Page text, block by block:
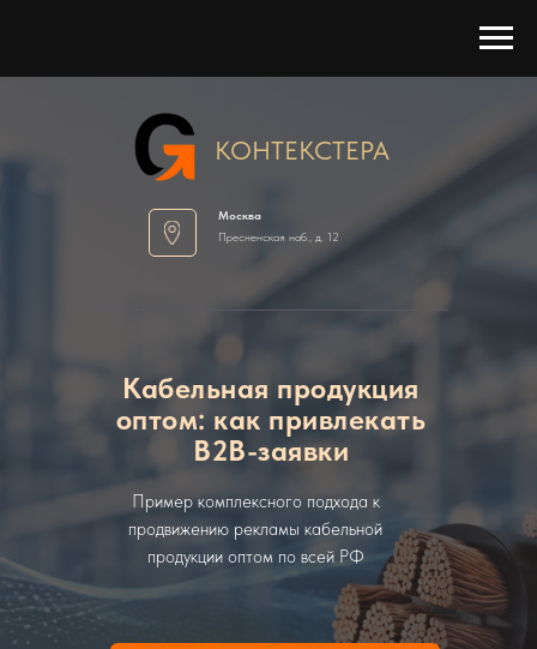
Пример комплексного подхода к
продвижению рекламы кабельной
продукции оптом по всей РФ
Москва
Пресненская наб., д. 12
Кабельная продукция
оптом: как привлекать
B2B-заявки
КОНТЕКСТЕРА